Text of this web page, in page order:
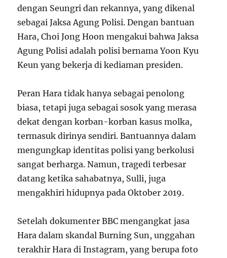
dengan Seungri dan rekannya, yang dikenal
sebagai Jaksa Agung Polisi. Dengan bantuan
Hara, Choi Jong Hoon mengakui bahwa Jaksa
Agung Polisi adalah polisi bernama Yoon Kyu
Keun yang bekerja di kediaman presiden.
Peran Hara tidak hanya sebagai penolong
biasa, tetapi juga sebagai sosok yang merasa
dekat dengan korban-korban kasus molka,
termasuk dirinya sendiri. Bantuannya dalam
mengungkap identitas polisi yang berkolusi
sangat berharga. Namun, tragedi terbesar
datang ketika sahabatnya, Sulli, juga
mengakhiri hidupnya pada Oktober 2019.
Setelah dokumenter BBC mengangkat jasa
Hara dalam skandal Burning Sun, unggahan
terakhir Hara di Instagram, yang berupa foto